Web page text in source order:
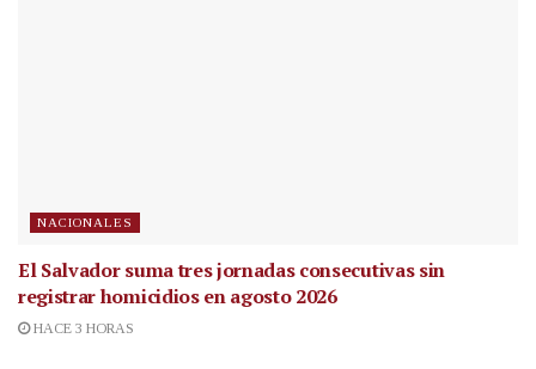
NACIONALES
El Salvador suma tres jornadas consecutivas sin
registrar homicidios en agosto 2026
HACE 3 HORAS